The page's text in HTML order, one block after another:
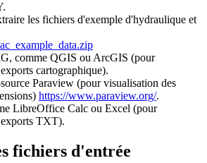
les fichiers d'exemple d'hydraulique et
comme QGIS ou ArcGIS (pour
cartographique).
Paraview (pour visualisation des
https://www.paraview.org/.
LibreOffice Calc ou Excel (pour
TXT).
fichiers d'entrée